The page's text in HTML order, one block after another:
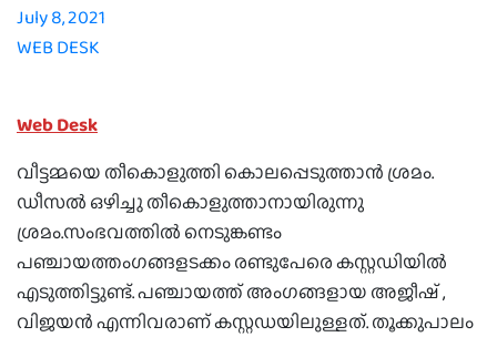
July 8, 2021
WEB DESK
Web Desk
വീട്ടമ്മയെ തീകൊളുത്തി കൊലപ്പെടുത്താന്‍ ശ്രമം.
ഡീസല്‍ ഒഴിച്ചു തീകൊളുത്താനായിരുന്നു
ശ്രമം.സംഭവത്തില്‍ നെടുങ്കണ്ടം
പഞ്ചായത്തംഗങ്ങളടക്കം രണ്ടുപേരെ കസ്റ്റഡിയില്‍
എടുത്തിട്ടുണ്ട്. പഞ്ചായത്ത് അംഗങ്ങളായ അജീഷ് ,
വിജയന്‍ എന്നിവരാണ് കസ്റ്റഡയിലുള്ളത്. തൂക്കുപാലം